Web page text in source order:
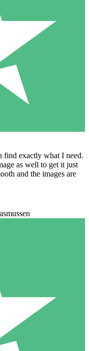
find exactly what I need.
as well to get it just
and the images are